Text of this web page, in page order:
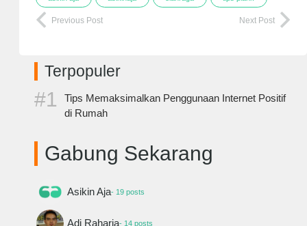
Previous Post Next Post
Terpopuler
Tips Memaksimalkan Penggunaan Internet Positif
di Rumah
Gabung Sekarang
Asikin Aja- 19 posts
Adi Raharja- 14 posts